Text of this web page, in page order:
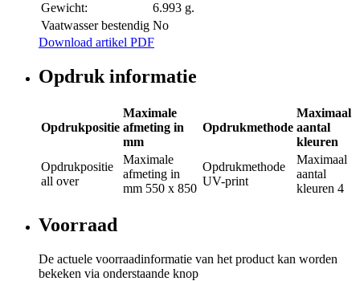
Gewicht:
6.993 g.
Vaatwasser bestendig No
Download artikel PDF
Opdruk informatie
Opdrukpositie
Maximale
afmeting in
mm
Opdrukmethode
Maximaal
aantal
kleuren
Opdrukpositie
all over
Maximale
afmeting in
mm 550 x 850
Opdrukmethode
UV-print
Maximaal
aantal
kleuren 4
Voorraad
De actuele voorraadinformatie van het product kan worden
bekeken via onderstaande knop